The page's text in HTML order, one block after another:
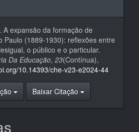
A expansão da formação de
Paulo (1889-1930): reflexões entre
o público e o particular.
Da Educação, 23(Contínua),
10.14393/che-v23-e2024-44
Baixar Citação